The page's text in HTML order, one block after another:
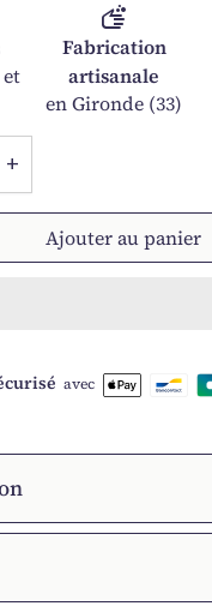
soap
Fabrication
artisanale
en Gironde (33)
add
Ajouter au panier
avec